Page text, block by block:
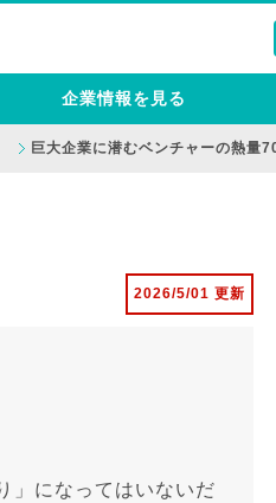
企業情報を見る
巨大企業に潜むベンチャーの熱量
2026/5/01 更新
」になってはいないだ